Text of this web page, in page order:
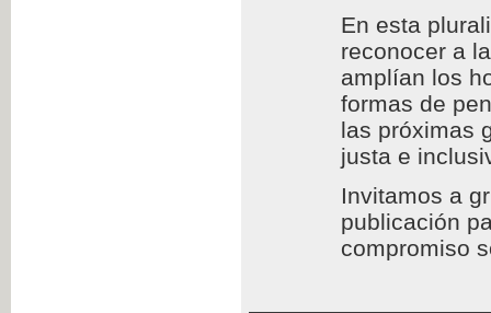
En esta
reconocer a
amplían los
formas de
las próximas
justa e
Invitamos a
publicación
compromiso